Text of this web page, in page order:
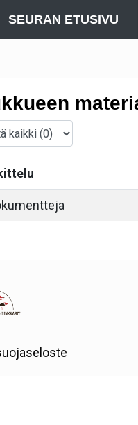
SEURAN ETUSIVU